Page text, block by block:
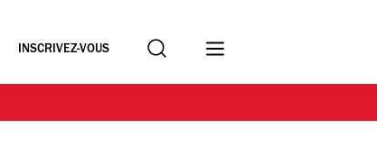
INSCRIVEZ-VOUS Recherche